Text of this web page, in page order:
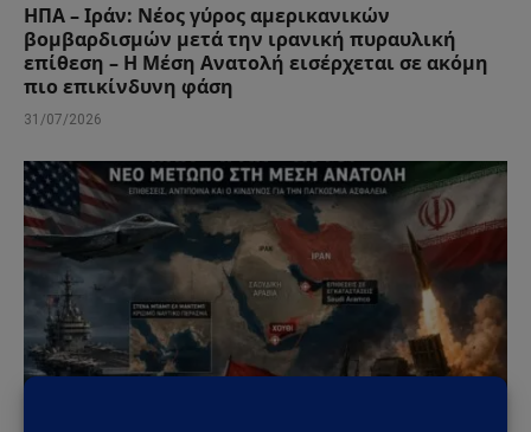
ΗΠΑ – Ιράν: Νέος γύρος αμερικανικών
βομβαρδισμών μετά την ιρανική πυραυλική
επίθεση – Η Μέση Ανατολή εισέρχεται σε ακόμη
πιο επικίνδυνη φάση
31/07/2026